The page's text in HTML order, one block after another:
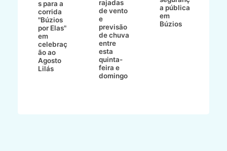
s para a
corrida
"Búzios
por Elas"
em
celebraç
ão ao
Agosto
Lilás
rajadas
de vento
e
previsão
de chuva
entre
esta
quinta-
feira e
domingo
a pública
em
Búzios